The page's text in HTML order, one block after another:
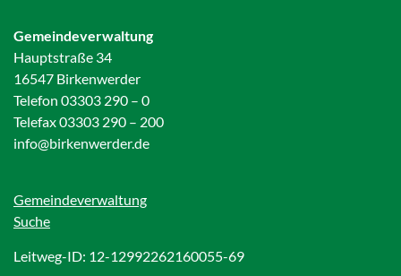
Gemeindeverwaltung
Hauptstraße 34
16547 Birkenwerder
Telefon 03303 290 – 0
Telefax 03303 290 – 200
info@birkenwerder.de
Gemeindeverwaltung
Suche
Leitweg-ID: 12-12992262160055-69